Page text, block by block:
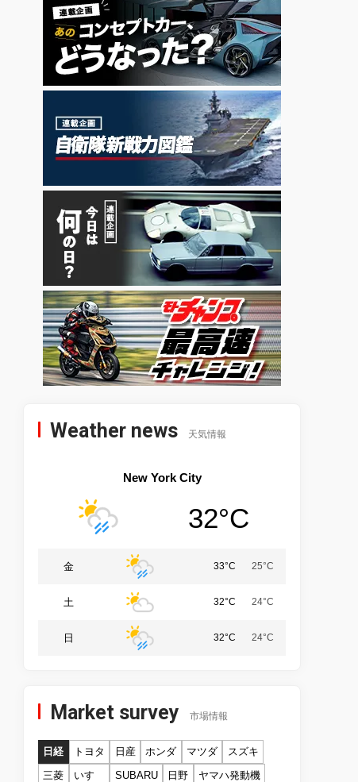
Weather news 天気情報
New York City
32°C
金 33°C 25°C
土 32°C 24°C
日 32°C 24°C
Market survey 市場情報
日経 トヨタ 日産 ホンダ マツダ
スズキ
三菱
いすゞ SUBARU 日野 ヤマハ発動機